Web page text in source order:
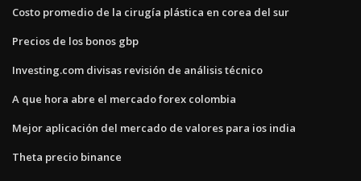
Costo promedio de la cirugía plástica en corea del sur
Precios de los bonos gbp
Investing.com divisas revisión de análisis técnico
A que hora abre el mercado forex colombia
Mejor aplicación del mercado de valores para ios india
Theta precio binance